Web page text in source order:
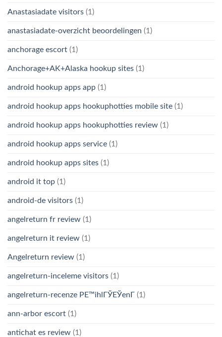
Anastasiadate visitors (1)
anastasiadate-overzicht beoordelingen (1)
anchorage escort (1)
Anchorage+AK+Alaska hookup sites (1)
android hookup apps app (1)
android hookup apps hookuphotties mobile site (1)
android hookup apps hookuphotties review (1)
android hookup apps service (1)
android hookup apps sites (1)
android it top (1)
android-de visitors (1)
angelreturn fr review (1)
angelreturn it review (1)
Angelreturn review (1)
angelreturn-inceleme visitors (1)
angelreturn-recenze PЕ™ihlГЎЕЎenГ­ (1)
ann-arbor escort (1)
antichat es review (1)